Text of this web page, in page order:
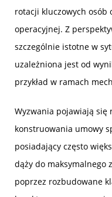
rotacji kluczowych osób
operacyjnej. Z
szczególnie istotne w
uzależniona jest od
przykład w ramach
Wyzwania pojawiają się
konstruowania umowy
posiadający często
dąży do maksymalnego
poprzez rozbudowane